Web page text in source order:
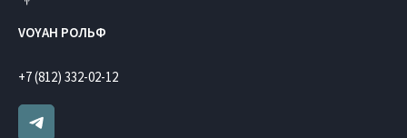
VOYAH РОЛЬФ
+7 (812) 332-02-12